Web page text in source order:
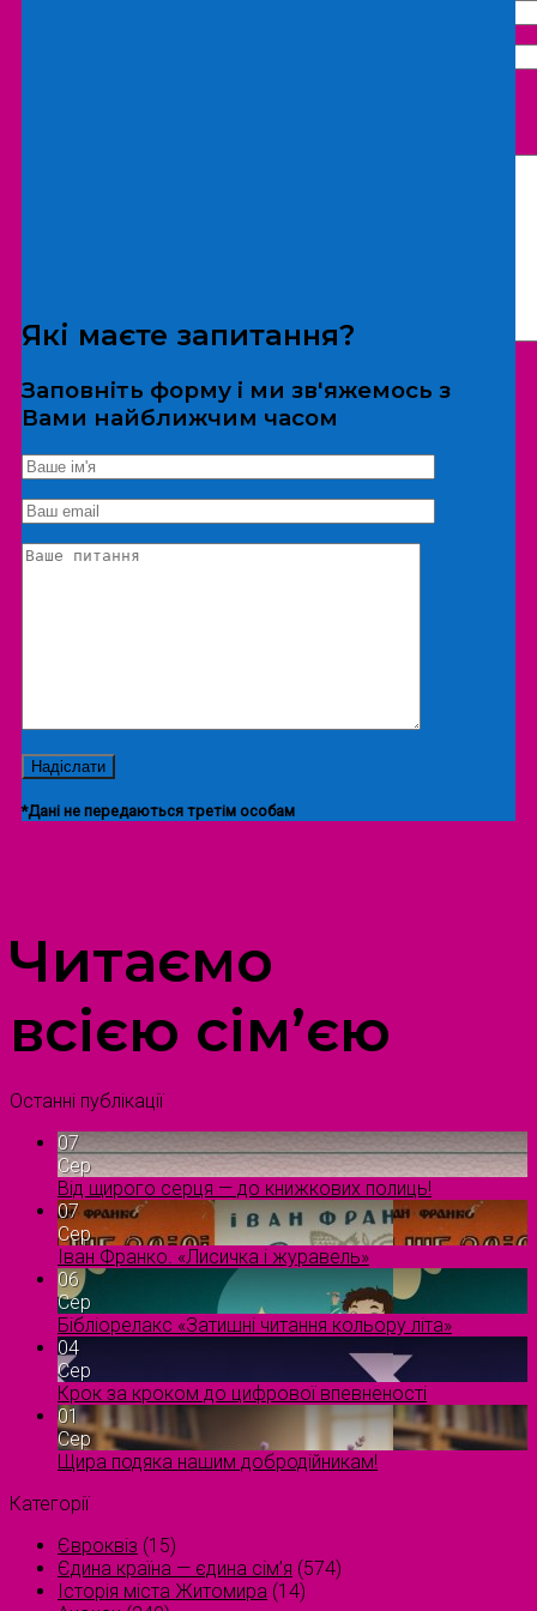
*Дані не передаються третім особам
Екскурсія/локація
Які маєте запитання?
Заповніть форму і ми зв'яжемось з
Вами найближчим часом
*Дані не передаються третім особам
Читаємо
всією сім’єю
Останні публікації
07
Сер
Від щирого серця — до книжкових полиць!
07
Сер
Іван Франко. «Лисичка і журавель»
06
Сер
Бібліорелакс «Затишні читання кольору літа»
04
Сер
Крок за кроком до цифрової впевненості
01
Сер
Щира подяка нашим добродійникам!
Категорії
Євроквіз (15)
Єдина країна — єдина сім’я (574)
Історія міста Житомира (14)